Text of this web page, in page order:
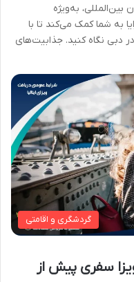
بین‌المللی، به‌ویژه
به شما کمک می‌کند تا با
نگاه کنید. جذابیت‌های
گردشگری و اقامتی
سفری پیش از